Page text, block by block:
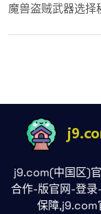
魔兽盗贼武器选择
j9.com(中国区)
合作-版官网-登录
保障